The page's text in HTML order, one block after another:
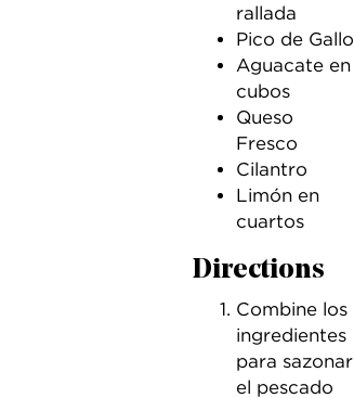
rallada
Pico de Gallo
Aguacate en
cubos
Queso
Fresco
Cilantro
Limón en
cuartos
Directions
Combine los
ingredientes
para sazonar
el pescado